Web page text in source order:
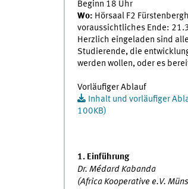
Beginn 18 Uhr
Wo: Hörsaal F2
voraussichtliches Ende:
Herzlich eingeladen sind
Studierende, die
werden wollen, oder es
Vorläufiger Ablauf
Inhalt und vorläufiger
100KB)
1. Einführung
Dr. Médard Kabanda
(Africa Kooperative e.V.